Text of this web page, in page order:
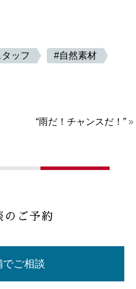
タッフ 自然素材
“雨だ！チャンスだ！”»
のご予約
でご相談